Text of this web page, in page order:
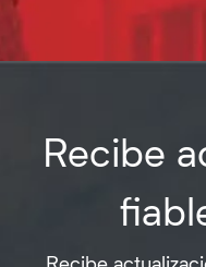
Recibe